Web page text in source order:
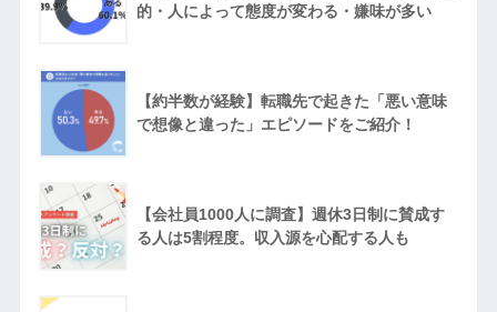
的・人によって態度が変わる・嫌味が多い
【約半数が経験】転職先で起きた「悪い意味
で想像と違った」エピソードをご紹介！
【会社員1000人に調査】週休3日制に賛成す
る人は5割程度。収入源を心配する人も